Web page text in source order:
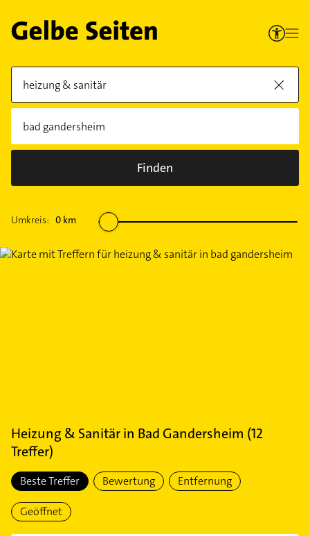
Finden
Umkreis: 0 km
Heizung & Sanitärin Bad Gandersheim (12
Treffer)
Beste Treffer Bewertung Entfernung
Geöffnet